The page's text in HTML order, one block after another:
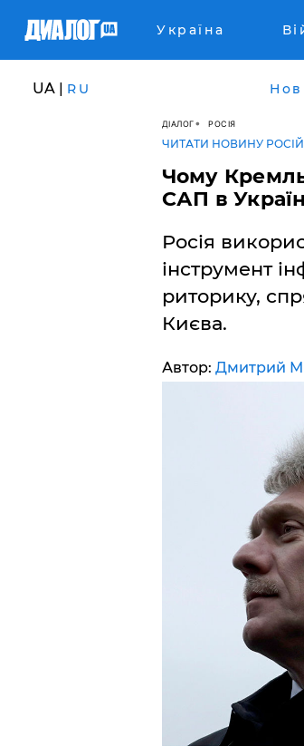
Україна
UA | RU
ДІАЛОГ РОСІЯ
ЧИТАТИ НОВИНУ
Чому
САП в
Росія
інструмент
риторику,
Києва.
Автор: Дмитрий